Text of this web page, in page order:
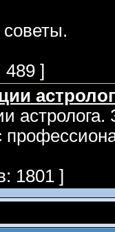
489 ]
1801 ]